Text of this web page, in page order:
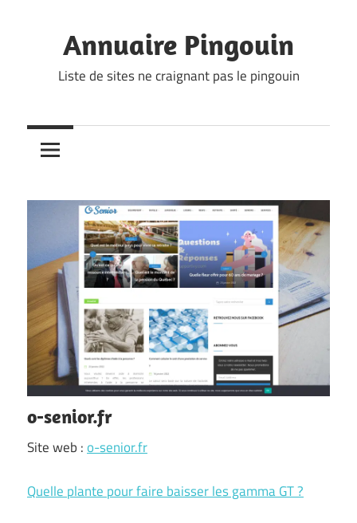
contentAnnuaire Pingouin
Liste de sites ne craignant pas le pingouin
o-senior.fr
Site web :o-senior.fr
Quelle plante pour faire baisser les gamma GT ?